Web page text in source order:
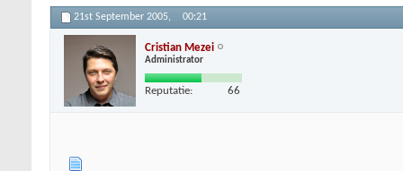
21st September 2005, 00:21
Cristian Mezei
Administrator
Reputatie: 66